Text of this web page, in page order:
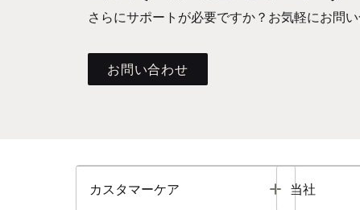
さらにサポートが必要ですか？お気軽にお問い
お問い合わせ
カスタマーケア Toggle
当社